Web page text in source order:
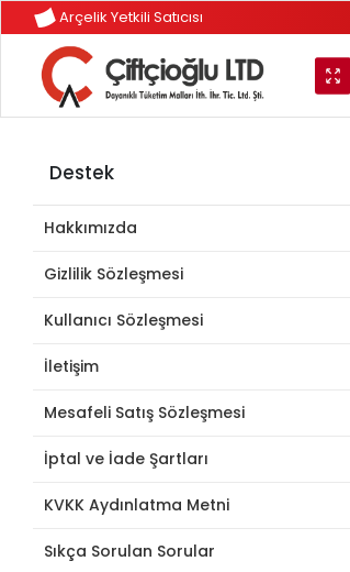
Arçelik Yetkili Satıcısı
Destek
Hakkımızda
Gizlilik Sözleşmesi
Kullanıcı Sözleşmesi
İletişim
Mesafeli Satış Sözleşmesi
İptal ve İade Şartları
KVKK Aydınlatma Metni
Sıkça Sorulan Sorular